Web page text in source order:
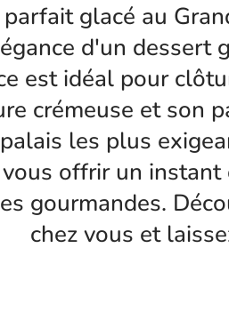
parfait glacé au
d'un dessert
est idéal pour
crémeuse et son
les plus
offrir un
gourmandes.
chez vous et